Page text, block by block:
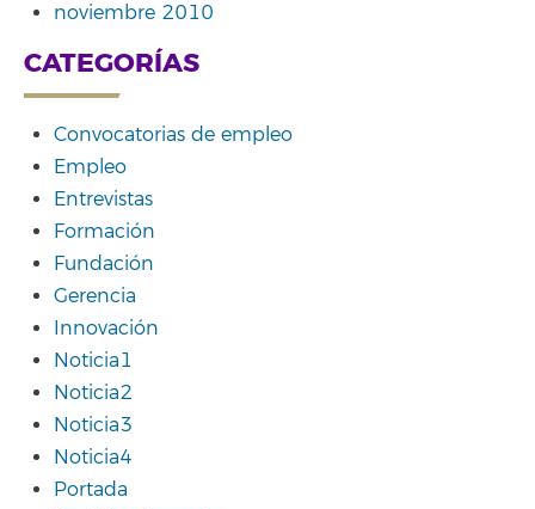
noviembre 2010
CATEGORÍAS
Convocatorias de empleo
Empleo
Entrevistas
Formación
Fundación
Gerencia
Innovación
Noticia1
Noticia2
Noticia3
Noticia4
Portada